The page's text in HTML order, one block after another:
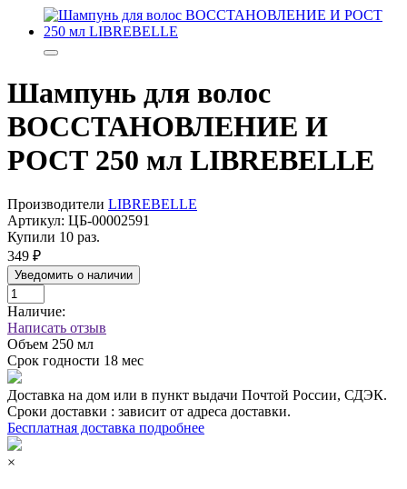
Шампунь для волос
ВОССТАНОВЛЕНИЕ И
РОСТ 250 мл LIBREBELLE
Производители LIBREBELLE
Артикул: ЦБ-00002591
Купили 10 раз.
349 ₽
Уведомить о наличии
Наличие:
Написать отзыв
Объем 250 мл
Срок годности 18 мес
Доставка на дом или в пункт выдачи Почтой России, СДЭК.
Сроки доставки : зависит от адреса доставки.
Бесплатная доставка подробнее
×